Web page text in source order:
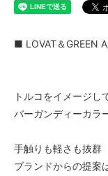
■ LOVAT＆GREEN
トルコをイメージし
バーガンディーカラ
手触りも軽さも抜群
ブランドからの提案